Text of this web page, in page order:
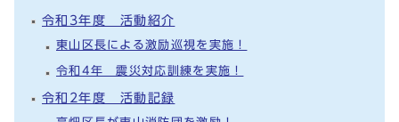
令和3年度 活動紹介
東山区長による激励巡視を実施！
令和4年 震災対応訓練を実施！
令和2年度 活動記録